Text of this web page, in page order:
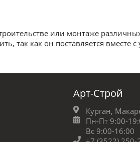
или монтаже
как он поставляется вместе с
Арт-Строй
Курган,
Пн-Пт 9:00-
Вс 9:00-16:00